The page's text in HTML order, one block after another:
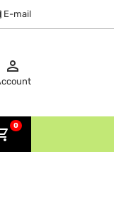
E-mail

0